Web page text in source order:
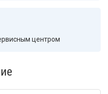
центром